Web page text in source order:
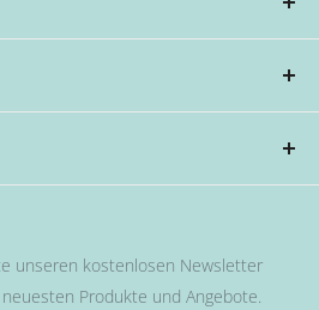
Nail Art und Co.
unseren kostenlosen Newsletter
Produkte und Angebote.